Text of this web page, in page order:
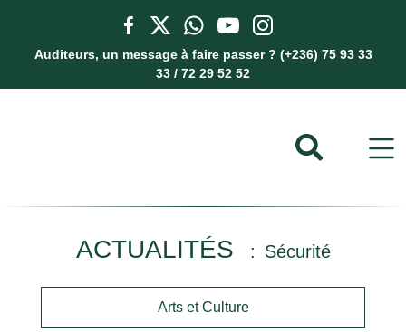
Auditeurs, un message à faire passer ? (+236) 75 93 33
33 / 72 29 52 52
ACTUALITÉS Sécurité
Arts et Culture